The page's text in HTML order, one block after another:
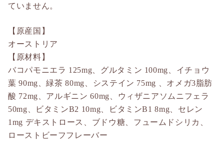
ていません。
【原産国】
オーストリア
【原材料】
バコパモニエラ 125mg、グルタミン 100mg、イチョウ
葉 90mg、緑茶 80mg、システイン 75mg 、オメガ3脂肪
酸 72mg、アルギニン 60mg、ウィザニアソムニフェラ
50mg、ビタミンB2 10mg、ビタミンB1 8mg、セレン
1mg デキストロース、ブドウ糖、フュームドシリカ、
ローストビーフフレーバー